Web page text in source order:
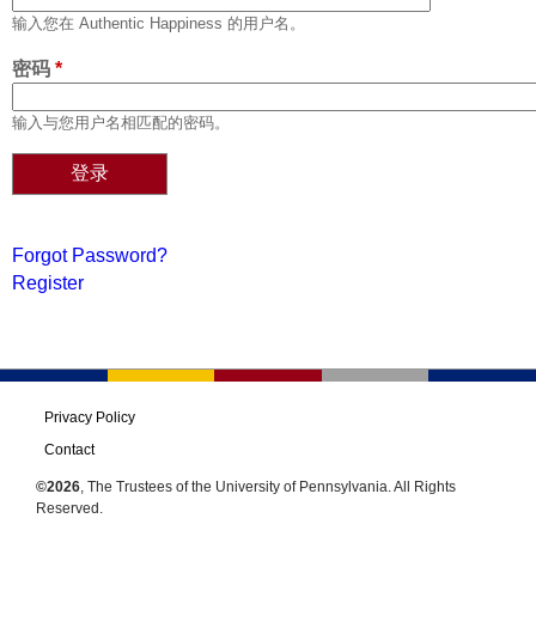
输入您在 Authentic Happiness 的用户名。
密码 *
输入与您用户名相匹配的密码。
Forgot Password?
Register
Privacy Policy
Contact
©2026, The Trustees of the University of Pennsylvania. All Rights
Reserved.